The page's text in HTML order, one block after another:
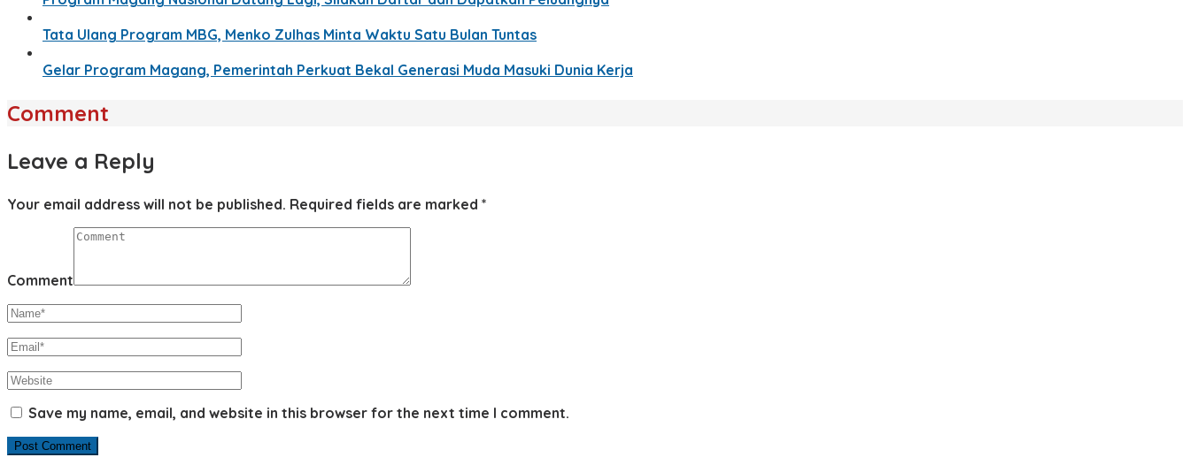
Tata Ulang Program MBG, Menko Zulhas Minta Waktu Satu Bulan Tuntas
Gelar Program Magang, Pemerintah Perkuat Bekal Generasi Muda Masuki Dunia Kerja
Comment
Leave a Reply
Your email address will not be published. Required fields are marked *
Comment
Save my name, email, and website in this browser for the next time I comment.